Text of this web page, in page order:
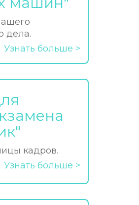
дела.
Узнать больше
кадров.
Узнать больше